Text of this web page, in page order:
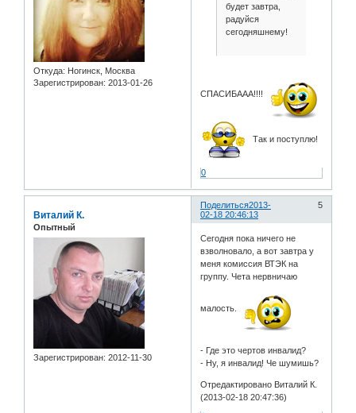
Откуда: Ногинск, Москва
Зарегистрирован: 2013-01-26
будет завтра,
радуйся
сегодняшнему!
СПАСИБААА!!!!
Так и поступлю!
0
Поделиться 5
2013-
02-18 20:46:13
Виталий К.
Опытный
Зарегистрирован: 2012-11-30
Сегодня пока ничего не
взволновало, а вот завтра у
меня комиссия ВТЭК на
группу. Чета нервничаю
малость.
- Где это чертов инвалид?
- Ну, я инвалид! Че шумишь?
Отредактировано Виталий К.
(2013-02-18 20:47:36)